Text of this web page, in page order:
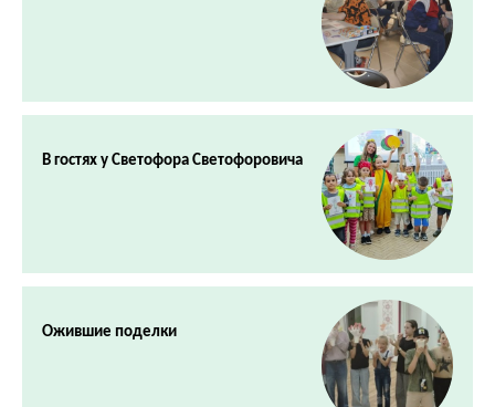
В гостях у Светофора Светофоровича
Ожившие поделки